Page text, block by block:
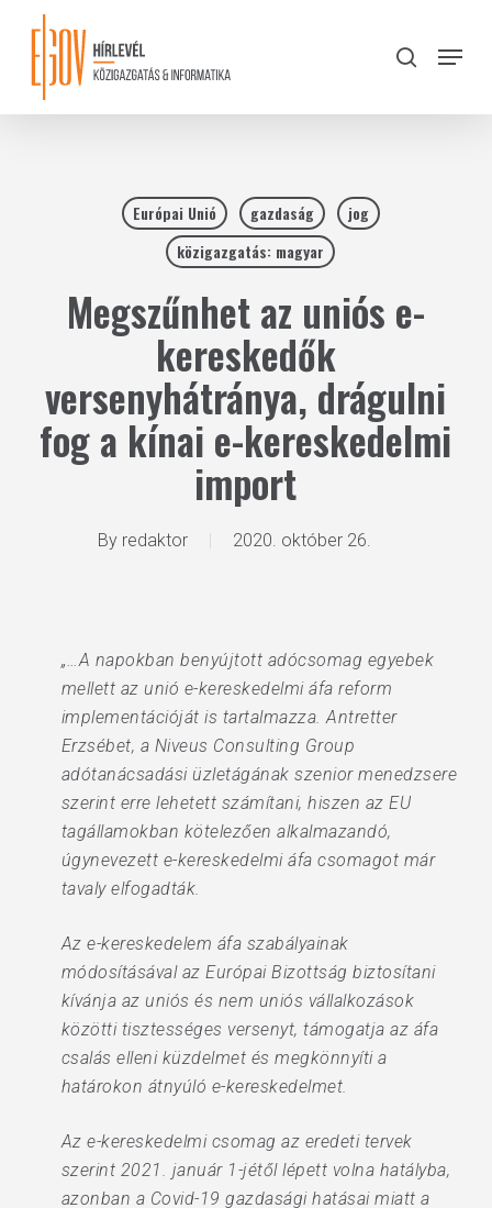
content
search
Menu
Európai Unió gazdaság
jog
közigazgatás: magyar
Megszűnhet az uniós e-
kereskedők
versenyhátránya, drágulni
fog a kínai e-kereskedelmi
import
By redaktor 2020. október 26.
„…A napokban benyújtott adócsomag egyebek
mellett az unió e-kereskedelmi áfa reform
implementációját is tartalmazza. Antretter
Erzsébet, a Niveus Consulting Group
adótanácsadási üzletágának szenior menedzsere
szerint erre lehetett számítani, hiszen az EU
tagállamokban kötelezően alkalmazandó,
úgynevezett e-kereskedelmi áfa csomagot már
tavaly elfogadták.
Az e-kereskedelem áfa szabályainak
módosításával az Európai Bizottság biztosítani
kívánja az uniós és nem uniós vállalkozások
közötti tisztességes versenyt, támogatja az áfa
csalás elleni küzdelmet és megkönnyíti a
határokon átnyúló e-kereskedelmet.
Az e-kereskedelmi csomag az eredeti tervek
szerint 2021. január 1-jétől lépett volna hatályba,
azonban a Covid-19 gazdasági hatásai miatt a
Close